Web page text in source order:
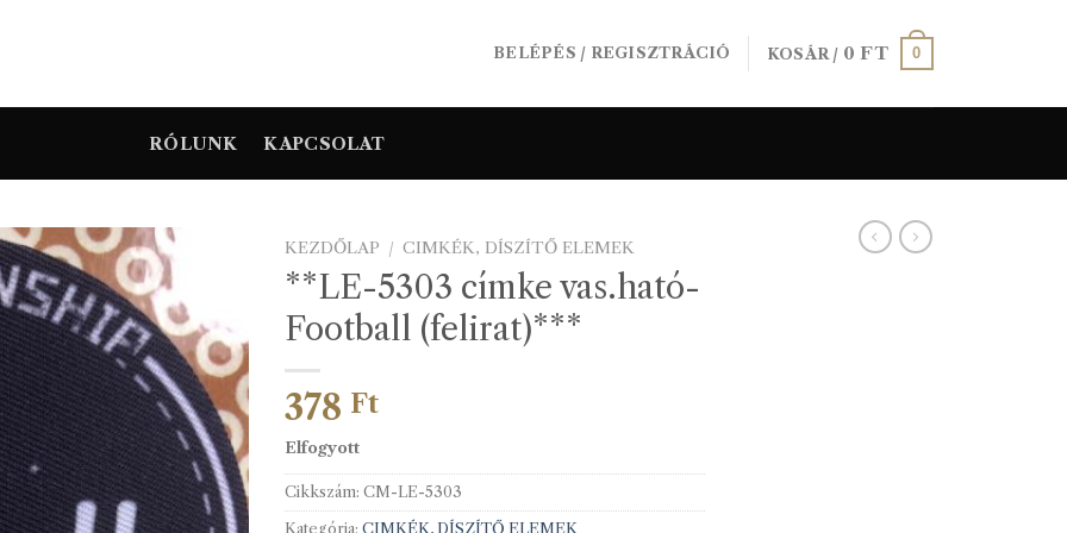
BELÉPÉS / REGISZTRÁCIÓ KOSÁR / 0FT 0
RÓLUNK KAPCSOLAT
KEZDŐLAP / CIMKÉK, DÍSZÍTŐ ELEMEK
**LE-5303 címke vas.ható-
Football (felirat)***
378 Ft
Elfogyott
Cikkszám: CM-LE-5303
Kategória: CIMKÉK, DÍSZÍTŐ ELEMEK